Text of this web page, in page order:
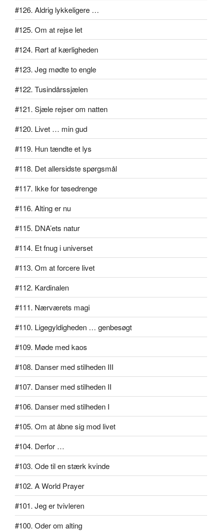
#126. Aldrig lykkeligere …
#125. Om at rejse let
#124. Rørt af kærligheden
#123. Jeg mødte to engle
#122. Tusindårssjælen
#121. Sjæle rejser om natten
#120. Livet … min gud
#119. Hun tændte et lys
#118. Det allersidste spørgsmål
#117. Ikke for tøsedrenge
#116. Alting er nu
#115. DNA’ets natur
#114. Et fnug i universet
#113. Om at forcere livet
#112. Kardinalen
#111. Nærværets magi
#110. Ligegyldigheden … genbesøgt
#109. Møde med kaos
#108. Danser med stilheden III
#107. Danser med stilheden II
#106. Danser med stilheden I
#105. Om at åbne sig mod livet
#104. Derfor …
#103. Ode til en stærk kvinde
#102. A World Prayer
#101. Jeg er tvivleren
#100. Oder om alting